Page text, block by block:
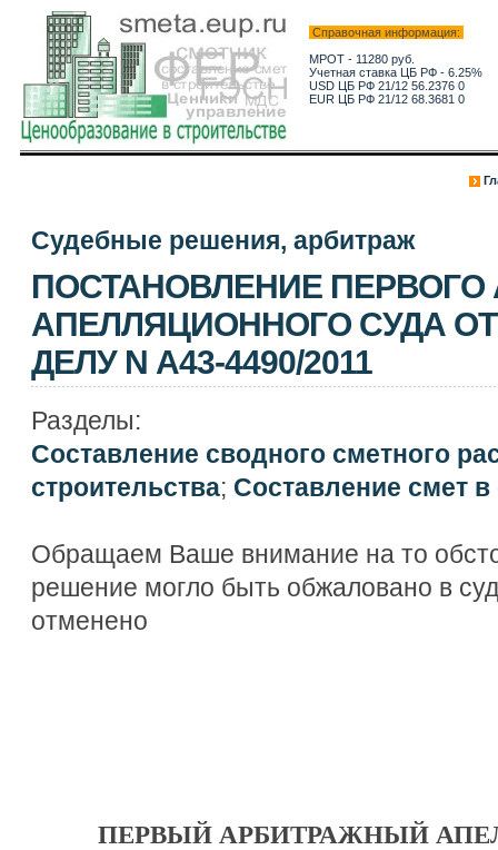
Справочная информация:
МРОТ - 11280 руб.
Учетная ставка ЦБ РФ - 6.25%
USD ЦБ РФ 21/12 56.2376 0
EUR ЦБ РФ 21/12 68.3681 0
Судебные решения, арбитраж
ПОСТАНОВЛЕНИЕ
АПЕЛЛЯЦИОННОГО СУДА ОТ
ДЕЛУ N А43-4490/2011
Разделы:
Составление сводного сметного
строительства; Составление смет в
Обращаем Ваше внимание на то
решение могло быть обжаловано в
отменено
ПЕРВЫЙ АРБИТРАЖНЫЙ